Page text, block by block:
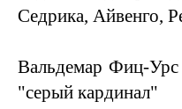
Седрика, Айвенго,
Вальдемар Фиц-
"серый кардинал"